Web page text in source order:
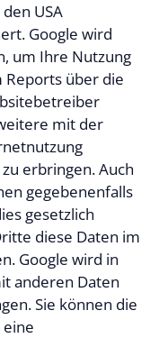
USA
Google wird
um Ihre Nutzung
Reports über die
mit der
erbringen. Auch
gegebenenfalls
gesetzlich
diese Daten im
Google wird in
anderen Daten
Sie können die